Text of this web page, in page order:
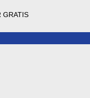
GRATIS